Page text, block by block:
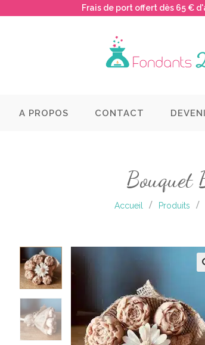
Frais de port offert dès 65 €
A PROPOS CONTACT
Bouquet
Accueil Produits